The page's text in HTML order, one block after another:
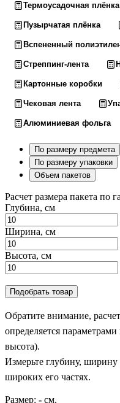
Термоусадочная плёнка
Пузырчатая плёнка
Вспененный
Стреппинг-лента
Картонные коробки
Чековая лента
Алюминиевая фольга
По размеру предмета
По размеру упаковки
Объем пакетов
Расчет размера пакета по
Глубина, см
Ширина, см
Высота, см
Подобрать товар
Обратите внимание,
определяется
высота).
Измерьте глубину,
широких его частях.
Размер: - см.